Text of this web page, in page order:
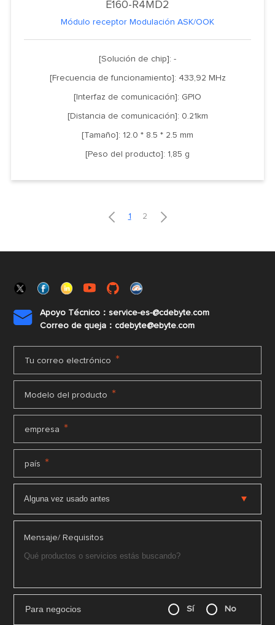
E160-R4MD2
Módulo receptor Modulación ASK/OOK
[Solución de chip]: -
[Frecuencia de funcionamiento]: 433,92 MHz
[Interfaz de comunicación]: GPIO
[Distancia de comunicación]: 0.21km
[Tamaño]: 12.0 * 8.5 * 2.5 mm
[Peso del producto]: 1,85 g
 1 2 

Apoyo Técnico：service-es-@cdebyte.com
Correo de queja：cdebyte@ebyte.com
Tu correo electrónico *
Modelo del producto *
empresa *
país *
Mensaje/ Requisitos
Para negocios Sí No